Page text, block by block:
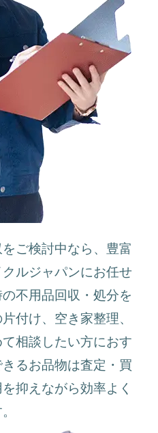
ご検討中なら、豊富
ルジャパンにお任せ
不用品回収・処分を
付け、空き家整理、
相談したい方におす
るお品物は査定・買
抑えながら効率よく